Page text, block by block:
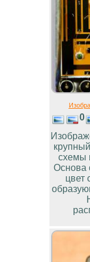
0
схемы
Основа
цвет